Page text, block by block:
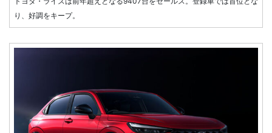
り、好調をキープ。